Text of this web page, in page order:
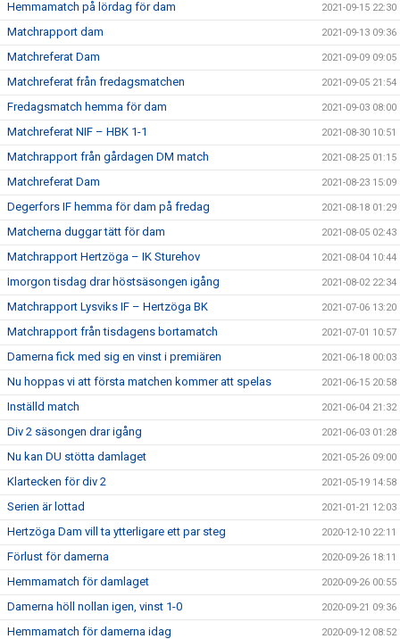
Hemmamatch på lördag för dam 2021-09-15 22:30
Matchrapport dam 2021-09-13 09:36
Matchreferat Dam 2021-09-09 09:05
Matchreferat från fredagsmatchen 2021-09-05 21:54
Fredagsmatch hemma för dam 2021-09-03 08:00
Matchreferat NIF – HBK 1-1 2021-08-30 10:51
Matchrapport från gårdagen DM match 2021-08-25 01:15
Matchreferat Dam 2021-08-23 15:09
Degerfors IF hemma för dam på fredag 2021-08-18 01:29
Matcherna duggar tätt för dam 2021-08-05 02:43
Matchrapport Hertzöga – IK Sturehov 2021-08-04 10:44
Imorgon tisdag drar höstsäsongen igång 2021-08-02 22:34
Matchrapport Lysviks IF – Hertzöga BK 2021-07-06 13:20
Matchrapport från tisdagens bortamatch 2021-07-01 10:57
Damerna fick med sig en vinst i premiären 2021-06-18 00:03
Nu hoppas vi att första matchen kommer att spelas 2021-06-15 20:58
Inställd match 2021-06-04 21:32
Div 2 säsongen drar igång 2021-06-03 01:28
Nu kan DU stötta damlaget 2021-05-26 09:00
Klartecken för div 2 2021-05-19 14:58
Serien är lottad 2021-01-21 12:03
Hertzöga Dam vill ta ytterligare ett par steg 2020-12-10 22:11
Förlust för damerna 2020-09-26 18:11
Hemmamatch för damlaget 2020-09-26 00:55
Damerna höll nollan igen, vinst 1-0 2020-09-21 09:36
Hemmamatch för damerna idag 2020-09-12 08:52